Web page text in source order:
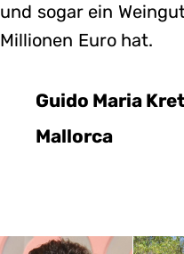
und sogar ein
Millionen Euro hat.
Guido Maria
Mallorca